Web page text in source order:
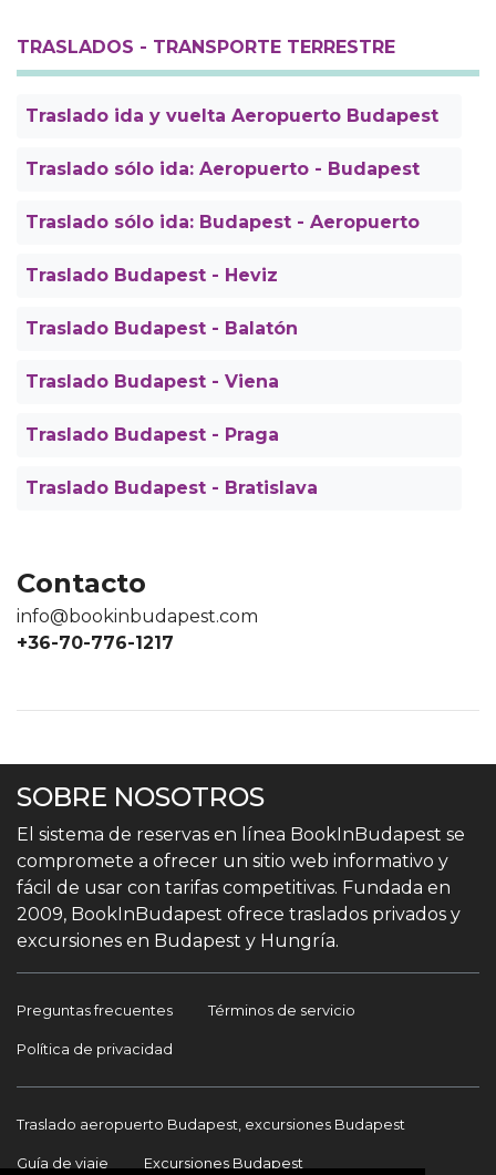
TRASLADOS - TRANSPORTE TERRESTRE
Traslado ida y vuelta Aeropuerto Budapest
Traslado sólo ida: Aeropuerto - Budapest
Traslado sólo ida: Budapest - Aeropuerto
Traslado Budapest - Heviz
Traslado Budapest - Balatón
Traslado Budapest - Viena
Traslado Budapest - Praga
Traslado Budapest - Bratislava
Contacto
info@bookinbudapest.com
+36-70-776-1217
SOBRE NOSOTROS
El sistema de reservas en línea BookInBudapest se
compromete a ofrecer un sitio web informativo y
fácil de usar con tarifas competitivas. Fundada en
2009, BookInBudapest ofrece traslados privados y
excursiones en Budapest y Hungría.
Preguntas frecuentes Términos de servicio
Política de privacidad
Traslado aeropuerto Budapest, excursiones Budapest
Guía de viaje Excursiones Budapest